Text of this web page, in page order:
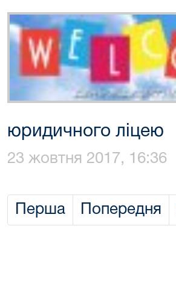
юридичного ліцею
23 жовтня 2017, 16:36
Перша Попередня